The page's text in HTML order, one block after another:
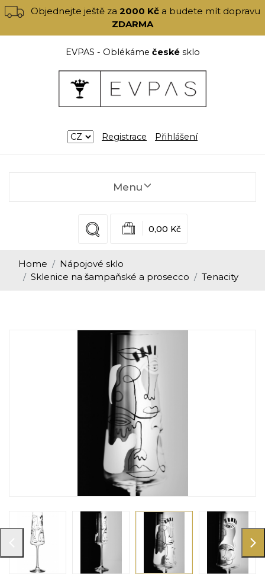
Objednejte ještě za2000 Kč a budete mít dopravu
ZDARMA
EVPAS - Oblékáme českésklo
Registrace Přihlášení
Menu
0,00 Kč
Home
Nápojové sklo
Sklenice na šampaňské a prosecco
Tenacity